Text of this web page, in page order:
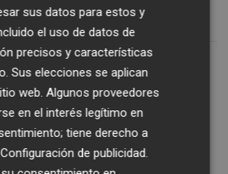
FERNANDO ESTÉVEZ
sus datos para estos y
el uso de datos de
precisos y características
Sus elecciones se aplican
web. Algunos proveedores
en el interés legítimo en
tiene derecho a
Configuración de publicidad